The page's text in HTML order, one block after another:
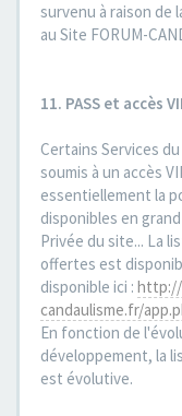
survenu à raison de
au Site FORUM-
11. PASS et accès
Certains Services
soumis à un accès
essentiellement la
disponibles en
Privée du site... La
offertes est
disponible ici :
candaulisme.fr/
En fonction de
développement, la
est évolutive.